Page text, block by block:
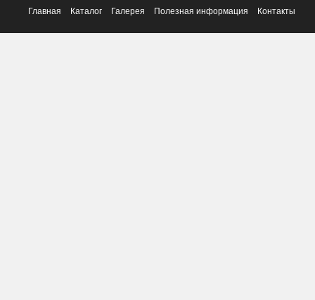
Главная Каталог Галерея Полезная информация Контакты